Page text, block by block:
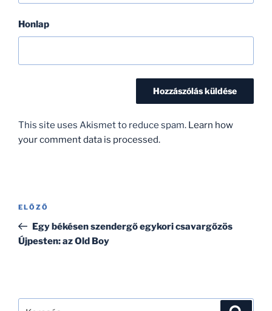
Honlap
This site uses Akismet to reduce spam. Learn how
your comment data is processed.
Bejegyzés
Korábbi
bejegyzés
ELŐZŐ
Egy békésen szendergő egykori csavargőzös
Újpesten: az Old Boy